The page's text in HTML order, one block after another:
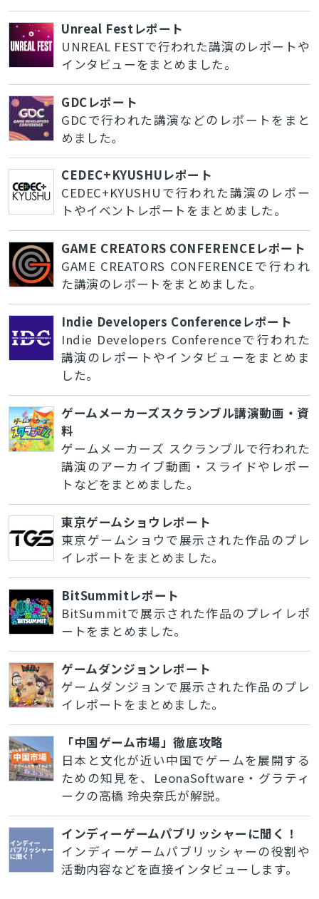
Unreal Festレポート
UNREAL FESTで行われた講演のレポートや
インタビューをまとめました。
GDCレポート
GDCで行われた講演などのレポートをまと
めました。
CEDEC+KYUSHUレポート
CEDEC+KYUSHUで行われた講演のレポー
トやイベントレポートをまとめました。
GAME CREATORS CONFERENCEレポート
GAME CREATORS CONFERENCEで行われ
た講演のレポートをまとめました。
Indie Developers Conferenceレポート
Indie Developers Conferenceで行われた
講演のレポートやインタビューをまとめま
した。
ゲームメーカーズスクランブル講演動画・資
料
ゲームメーカーズ スクランブルで行われた
講演のアーカイブ動画・スライドやレポー
トなどをまとめました。
東京ゲームショウレポート
東京ゲームショウで展示された作品のプレ
イレポートをまとめました。
BitSummitレポート
BitSummitで展示された作品のプレイレポ
ートをまとめました。
ゲームダンジョンレポート
ゲームダンジョンで展示された作品のプレ
イレポートをまとめました。
「中国ゲーム市場」徹底攻略
日本と文化が近い中国でゲームを展開する
ための知見を、LeonaSoftware・グラティ
ークの高橋 玲央奈氏が解説。
インディーゲームパブリッシャーに聞く！
インディーゲームパブリッシャーの役割や
活動内容などを直接インタビューします。